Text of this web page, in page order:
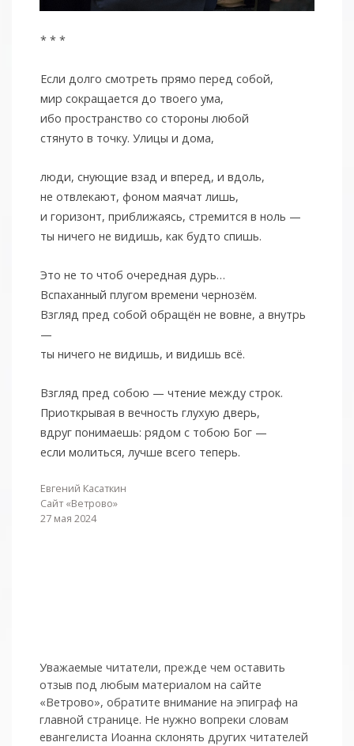
* * *
Если долго смотреть прямо перед собой,
мир сокращается до твоего ума,
ибо пространство со стороны любой
стянуто в точку. Улицы и дома,
люди, снующие взад и вперед, и вдоль,
не отвлекают, фоном маячат лишь,
и горизонт, приближаясь, стремится в ноль —
ты ничего не видишь, как будто спишь.
Это не то чтоб очередная дурь…
Вспаханный плугом времени чернозём.
Взгляд пред собой обращён не вовне, а внутрь
—
ты ничего не видишь, и видишь всё.
Взгляд пред собою — чтение между строк.
Приоткрывая в вечность глухую дверь,
вдруг понимаешь: рядом с тобою Бог —
если молиться, лучше всего теперь.
Евгений Касаткин
Сайт «Ветрово»
27 мая 2024
Уважаемые читатели, прежде чем оставить
отзыв под любым материалом на сайте
«Ветрово», обратите внимание на эпиграф на
главной странице. Не нужно вопреки словам
евангелиста Иоанна склонять других читателей